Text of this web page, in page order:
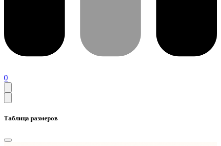
0
Таблица размеров